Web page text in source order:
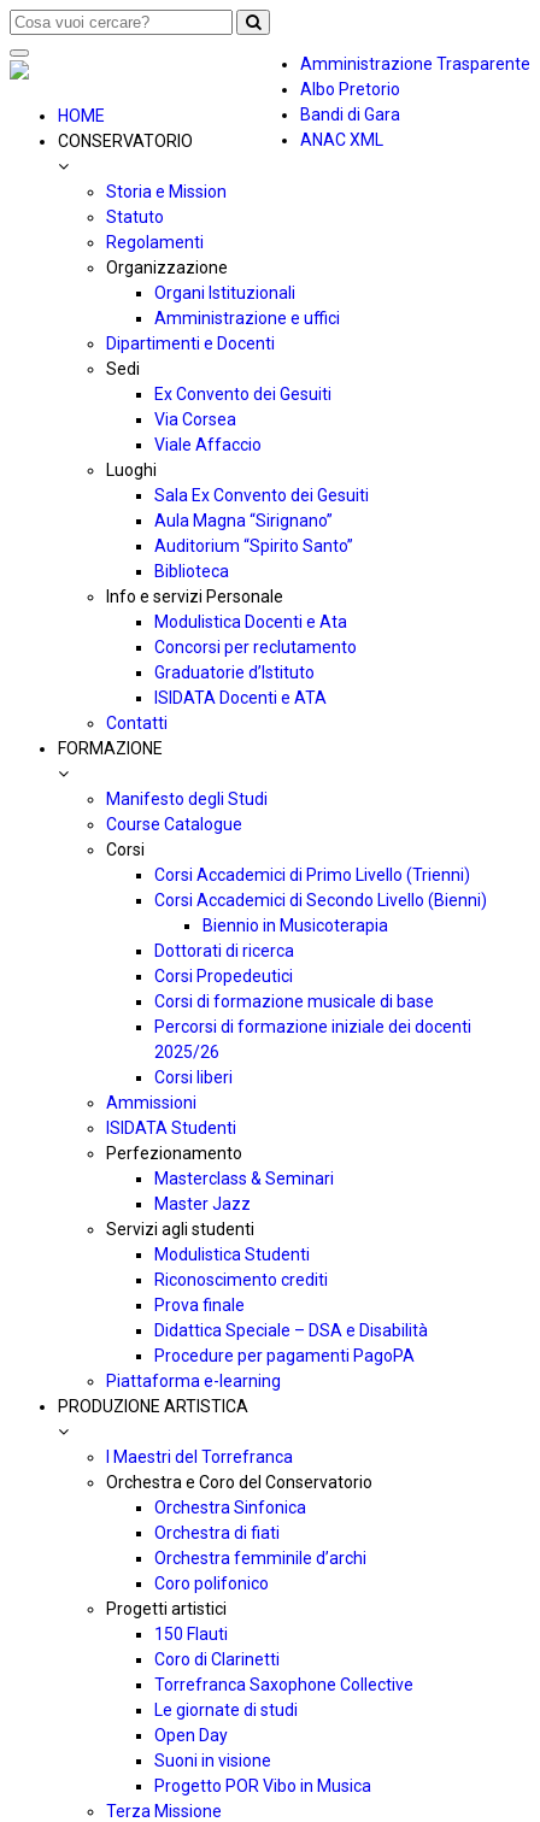
Amministrazione Trasparente
Albo Pretorio
Bandi di Gara
ANAC XML
Toggle
navigation
HOME
CONSERVATORIO
Storia e Mission
Statuto
Regolamenti
Organizzazione
Organi Istituzionali
Amministrazione e uffici
Dipartimenti e Docenti
Sedi
Ex Convento dei Gesuiti
Via Corsea
Viale Affaccio
Luoghi
Sala Ex Convento dei Gesuiti
Aula Magna “Sirignano”
Auditorium “Spirito Santo”
Biblioteca
Info e servizi Personale
Modulistica Docenti e Ata
Concorsi per reclutamento
Graduatorie d’Istituto
ISIDATA Docenti e ATA
Contatti
FORMAZIONE
Manifesto degli Studi
Course Catalogue
Corsi
Corsi Accademici di Primo Livello (Trienni)
Corsi Accademici di Secondo Livello (Bienni)
Biennio in Musicoterapia
Dottorati di ricerca
Corsi Propedeutici
Corsi di formazione musicale di base
Percorsi di formazione iniziale dei docenti
2025/26
Corsi liberi
Ammissioni
ISIDATA Studenti
Perfezionamento
Masterclass & Seminari
Master Jazz
Servizi agli studenti
Modulistica Studenti
Riconoscimento crediti
Prova finale
Didattica Speciale – DSA e Disabilità
Procedure per pagamenti PagoPA
Piattaforma e-learning
PRODUZIONE ARTISTICA
I Maestri del Torrefranca
Orchestra e Coro del Conservatorio
Orchestra Sinfonica
Orchestra di fiati
Orchestra femminile d’archi
Coro polifonico
Progetti artistici
150 Flauti
Coro di Clarinetti
Torrefranca Saxophone Collective
Le giornate di studi
Open Day
Suoni in visione
Progetto POR Vibo in Musica
Terza Missione